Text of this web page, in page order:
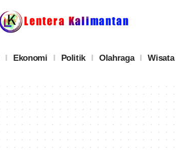
Ekonomi Politik Olahraga Wisata